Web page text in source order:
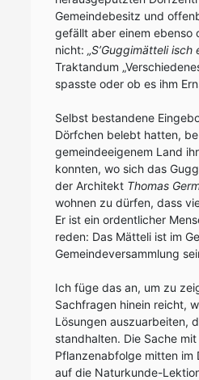
Gemeindebesitz und
gefällt aber einem ebenso
nicht: „S’Guggimätteli isch
Traktandum
spasste oder ob es ihm
Selbst bestandene
Dörfchen belebt hatten,
gemeindeeigenem Land
konnten, wo sich das
der Architekt Thomas
wohnen zu dürfen, dass
Er ist ein ordentlicher
reden: Das Mätteli ist im
Gemeindeversammlung
Ich füge das an, um zu
Sachfragen hinein reicht,
Lösungen auszuarbeiten,
standhalten. Die Sache
Pflanzenabfolge mitten im
auf die Naturkunde-